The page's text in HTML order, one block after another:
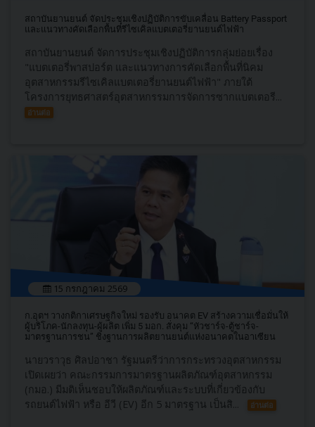
สถาบันยานยนต์ จัดประชุมเชิงปฏิบัติการขับเคลื่อน Battery Passport
และแนวทางคัดเลือกพื้นที่รีไซเคิลแบตเตอรี่ยานยนต์ไฟฟ้า
สถาบันยานยนต์ จัดการประชุมเชิงปฏิบัติการกลุ่มย่อยเรื่อง
"แบตเตอรี่พาสปอร์ต และแนวทางการคัดเลือกพื้นที่นิคม
อุตสาหกรรมรีไซเคิลแบตเตอรี่ยานยนต์ไฟฟ้า" ภายใต้
โครงการยุทธศาสตร์อุตสาหกรรมการจัดการซากแบตเตอรี...
อ่านต่อ
15 กรกฎาคม 2569
ก.อุตฯ วางกติกาเศรษฐกิจใหม่ รองรับ อนาคต EV สร้างความเชื่อมั่นให้
ผู้บริโภค-นักลงทุน-ผู้ผลิต เพิ่ม 5 มอก. สั่งคุม “หัวชาร์จ-ตู้ชาร์จ-
มาตรฐานการชน” ชิงฐานการผลิตยานยนต์แห่งอนาคตในอาเซียน
นายวราวุธ ศิลปอาชา รัฐมนตรีว่าการกระทรวงอุตสาหกรรม
เปิดเผยว่า คณะกรรมการมาตรฐานผลิตภัณฑ์อุตสาหกรรม
(กมอ.) มีมติเห็นชอบให้ผลิตภัณฑ์และระบบที่เกี่ยวข้องกับ
รถยนต์ไฟฟ้า หรือ อีวี (EV) อีก 5 มาตรฐาน เป็นสิ...
อ่านต่อ